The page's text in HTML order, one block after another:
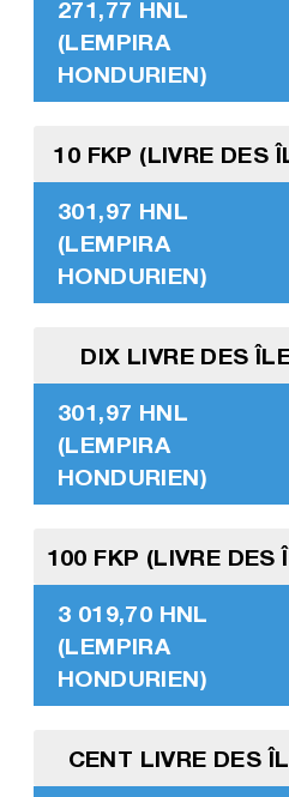
271,77 HNL
(LEMPIRA
HONDURIEN)
10 FKP (LIVRE DES
301,97 HNL
(LEMPIRA
HONDURIEN)
DIX LIVRE DES
301,97 HNL
(LEMPIRA
HONDURIEN)
100 FKP (LIVRE DES
3 019,70 HNL
(LEMPIRA
HONDURIEN)
CENT LIVRE DES